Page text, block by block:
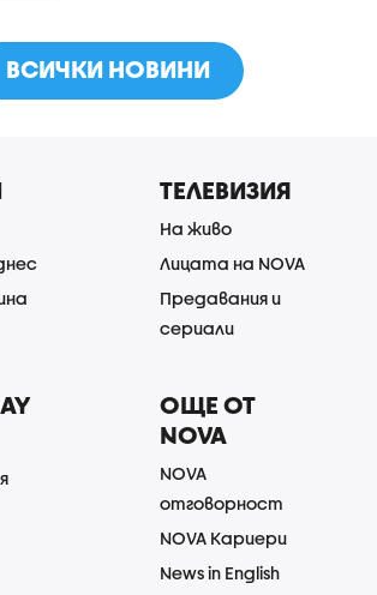
ВСИЧКИ НОВИНИ
ТЕЛЕВИЗИЯ
На живо
Лицата на NOVA
Предавания и
сериали
ОЩЕ ОТ
NOVA
NOVA
отговорност
NOVA Кариери
News in English